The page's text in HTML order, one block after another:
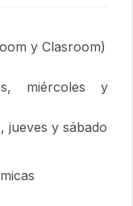
y Clasroom)
miércoles y
jueves y sábado